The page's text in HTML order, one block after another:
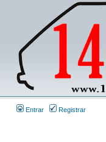
Entrar Registrar